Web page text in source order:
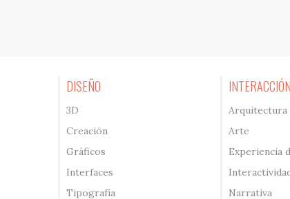
DISEÑO
3D
Creación
Gráficos
Interfaces
Tipografía
INTERACCIÓN
Arquitectura
Arte
Experiencia
Narrativa